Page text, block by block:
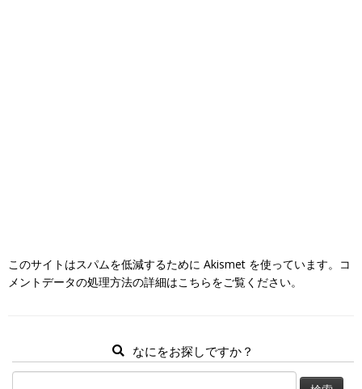
このサイトはスパムを低減するために Akismet を使っています。 コ
メントデータの処理方法の詳細はこちらをご覧ください。
なにをお探しですか？